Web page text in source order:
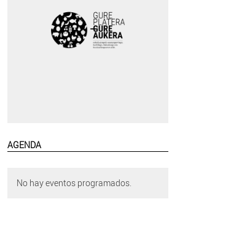
AGENDA
No hay eventos programados.